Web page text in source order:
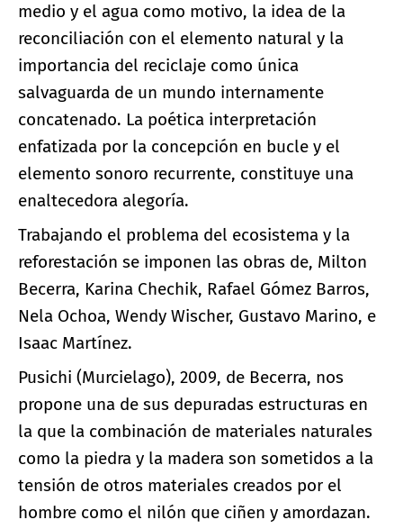
medio y el agua como motivo, la idea de la
reconciliación con el elemento natural y la
importancia del reciclaje como única
salvaguarda de un mundo internamente
concatenado. La poética interpretación
enfatizada por la concepción en bucle y el
elemento sonoro recurrente, constituye una
enaltecedora alegoría.
Trabajando el problema del ecosistema y la
reforestación se imponen las obras de, Milton
Becerra, Karina Chechik, Rafael Gómez Barros,
Nela Ochoa, Wendy Wischer, Gustavo Marino, e
Isaac Martínez.
Pusichi (Murcielago), 2009, de Becerra, nos
propone una de sus depuradas estructuras en
la que la combinación de materiales naturales
como la piedra y la madera son sometidos a la
tensión de otros materiales creados por el
hombre como el nilón que ciñen y amordazan.